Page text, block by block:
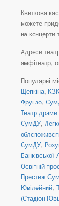
Квиткова
можете
на концерти
Адреси
амфітеатр,
Популярні
Щепкіна,
Фрунзе,
Театр драми
СумДУ,
СумДУ,
Банківської
Освітній
Престиж
Ювілейний,
(Стадіон